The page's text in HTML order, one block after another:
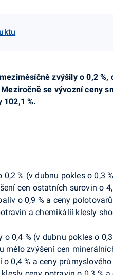
zvýšily o 0,2 %,
se vývozní ceny
102,1 %.
0,2 % (v dubnu pokles o 0,3
cen ostatních surovin o
o 0,9 % a ceny
a chemikálií klesly
o 0,4 % (v dubnu pokles o
mělo zvýšení cen
0,4 % a ceny